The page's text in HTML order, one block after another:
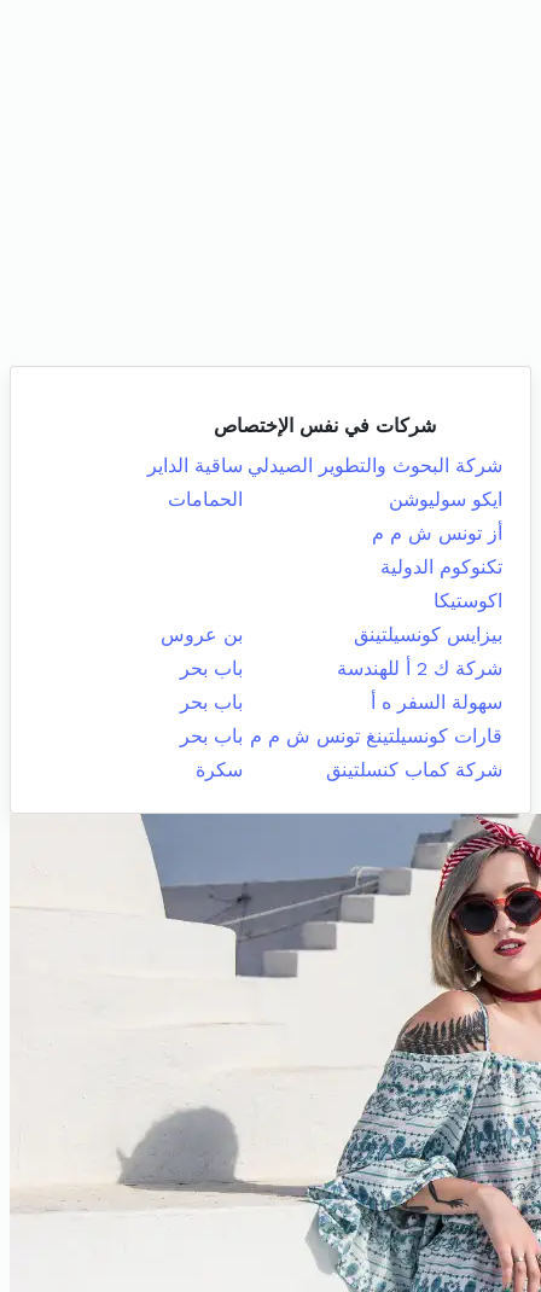
شركات في نفس الإختصاص
شركة البحوث والتطوير الصيدلي ساقية الداير
ايكو سوليوشن
الحمامات
أز تونس ش م م
تكنوكوم الدولية
اكوستيكا
بيزايس كونسيلتينق
بن عروس
شركة ك 2 أ للهندسة
باب بحر
سهولة السفر ه أ
باب بحر
قارات كونسيلتينغ تونس ش م م باب بحر
شركة كماب كنسلتينق
سكرة